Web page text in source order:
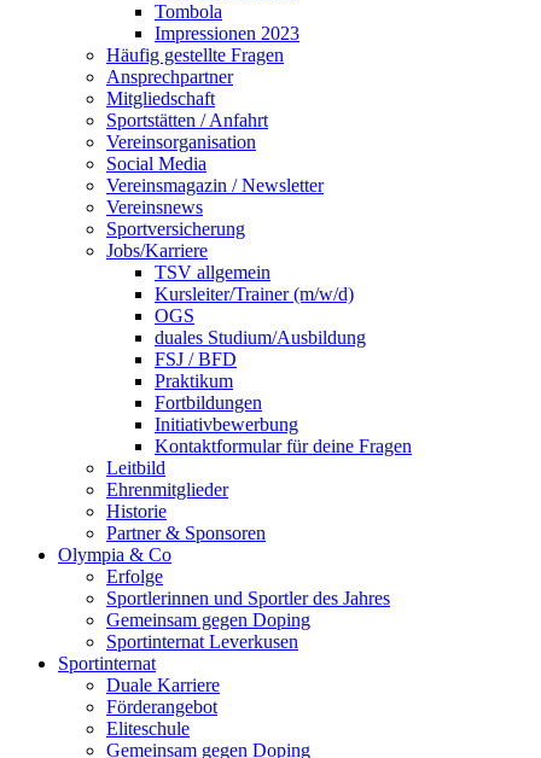
Tombola
Impressionen 2023
Häufig gestellte Fragen
Ansprechpartner
Mitgliedschaft
Sportstätten / Anfahrt
Vereinsorganisation
Social Media
Vereinsmagazin / Newsletter
Vereinsnews
Sportversicherung
Jobs/Karriere
TSV allgemein
Kursleiter/Trainer (m/w/d)
OGS
duales Studium/Ausbildung
FSJ / BFD
Praktikum
Fortbildungen
Initiativbewerbung
Kontaktformular für deine Fragen
Leitbild
Ehrenmitglieder
Historie
Partner & Sponsoren
Olympia & Co
Erfolge
Sportlerinnen und Sportler des Jahres
Gemeinsam gegen Doping
Sportinternat Leverkusen
Sportinternat
Duale Karriere
Förderangebot
Eliteschule
Gemeinsam gegen Doping